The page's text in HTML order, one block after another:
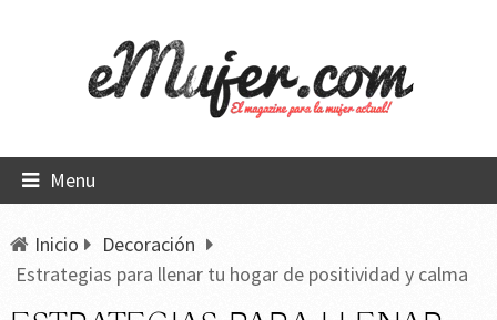
Menu
Inicio
Decoración
Estrategias para llenar tu hogar de positividad y calma